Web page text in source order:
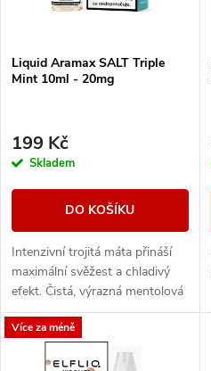
p
r
o
u
k
t
s
p
r
o
d
u
k
Liquid Aramax SALT Triple
Mint 10ml - 20mg
199 Kč
Skladem
DO KOŠÍKU
Intenzivní trojitá máta přináší
maximální svěžest a chladivý
efekt. Čistá, výrazná mentolová
chuť pro milovníky silného
osvěžení.
Více za méně